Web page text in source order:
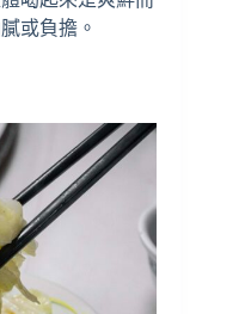
或負擔。